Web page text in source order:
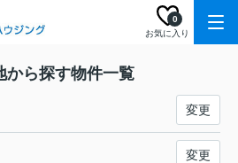
お気に入り
0
から探す物件一覧
変更
変更